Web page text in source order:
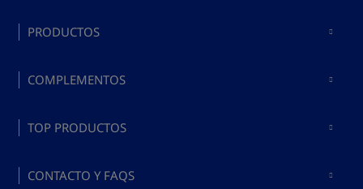
Colchones en Valencia
PRODUCTOS
Comprar colchón y canapé
COMPLEMENTOS
TOP PRODUCTOS
2026
CONTACTO Y FAQS